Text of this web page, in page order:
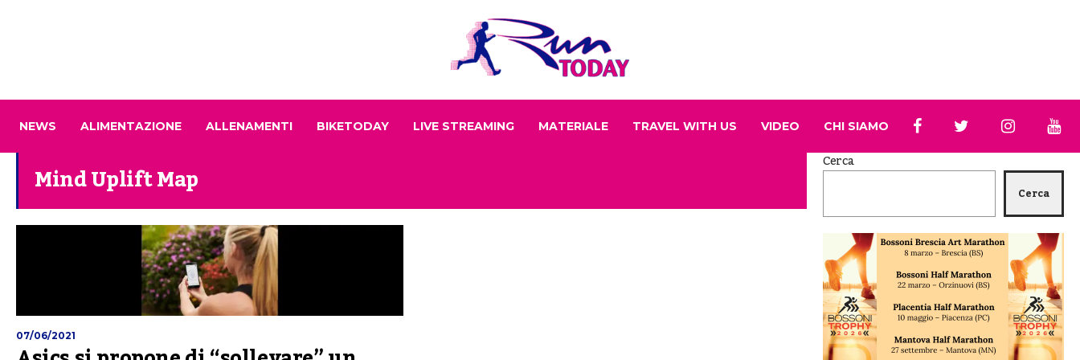
NEWS ALIMENTAZIONE ALLENAMENTI BIKETODAY LIVE STREAMING MATERIALE TRAVEL WITH US VIDEO CHI SIAMO
Mind Uplift Map
07/06/2021
Cerca
Cerca